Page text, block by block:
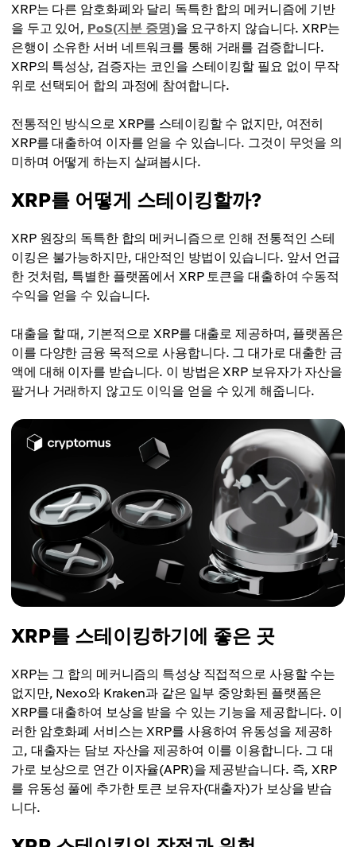
XRP는 다른 암호화폐와 달리 독특한 합의 메커니즘에 기반
을 두고 있어, PoS(지분 증명)을 요구하지 않습니다. XRP는
은행이 소유한 서버 네트워크를 통해 거래를 검증합니다.
XRP의 특성상, 검증자는 코인을 스테이킹할 필요 없이 무작
위로 선택되어 합의 과정에 참여합니다.
전통적인 방식으로 XRP를 스테이킹할 수 없지만, 여전히
XRP를 대출하여 이자를 얻을 수 있습니다. 그것이 무엇을 의
미하며 어떻게 하는지 살펴봅시다.
XRP를 어떻게 스테이킹할까?
XRP 원장의 독특한 합의 메커니즘으로 인해 전통적인 스테
이킹은 불가능하지만, 대안적인 방법이 있습니다. 앞서 언급
한 것처럼, 특별한 플랫폼에서 XRP 토큰을 대출하여 수동적
수익을 얻을 수 있습니다.
대출을 할 때, 기본적으로 XRP를 대출로 제공하며, 플랫폼은
이를 다양한 금융 목적으로 사용합니다. 그 대가로 대출한 금
액에 대해 이자를 받습니다. 이 방법은 XRP 보유자가 자산을
팔거나 거래하지 않고도 이익을 얻을 수 있게 해줍니다.
XRP를 스테이킹하기에 좋은 곳
XRP는 그 합의 메커니즘의 특성상 직접적으로 사용할 수는
없지만, Nexo와 Kraken과 같은 일부 중앙화된 플랫폼은
XRP를 대출하여 보상을 받을 수 있는 기능을 제공합니다. 이
러한 암호화폐 서비스는 XRP를 사용하여 유동성을 제공하
고, 대출자는 담보 자산을 제공하여 이를 이용합니다. 그 대
가로 보상으로 연간 이자율(APR)을 제공받습니다. 즉, XRP
를 유동성 풀에 추가한 토큰 보유자(대출자)가 보상을 받습
니다.